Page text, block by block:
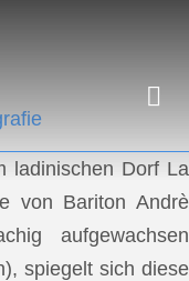
ladinischen Dorf La
von Bariton Andrè
aufgewachsen
spiegelt sich diese